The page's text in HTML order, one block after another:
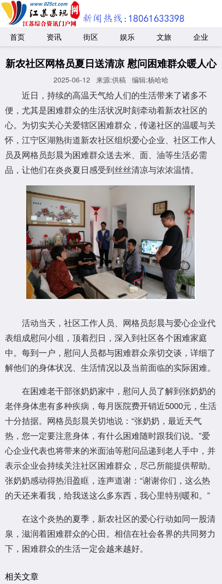
首页 资讯 街区 娱乐 文旅 企业
新农社区网格员夏日送清凉 慰问困难群众暖人心
2025-06-12 来源:供稿 编辑:杨哈哈
近日，持续的高温天气给人们的生活带来了诸多不
便，尤其是困难群众的生活状况时刻牵动着新农社区的
心。为切实关心关爱辖区困难群众，传递社区的温暖与关
怀，江宁区湖熟街道新农社区组织爱心企业、社区工作人
员及网格员彭晨为困难群众送去米、面、油等生活必需
品，让他们在炎炎夏日感受到丝丝清凉与浓浓温情。
活动当天，社区工作人员、网格员彭晨与爱心企业代
表组成慰问小组，顶着烈日，深入到社区各个困难家庭
中。每到一户，慰问人员都与困难群众亲切交谈，详细了
解他们的身体状况、生活情况以及当前面临的实际困难。
在困难老干部张奶奶家中，慰问人员了解到张奶奶的
老伴身体患有多种疾病，每月医院费开销近5000元，生活
十分拮据。网格员彭晨关切地说：“张奶奶，最近天气
热，您一定要注意身体，有什么困难随时跟我们说。”爱
心企业代表也将带来的米面油等慰问品递到老人手中，并
表示企业会持续关注社区困难群众，尽己所能提供帮助。
张奶奶感动得热泪盈眶，连声道谢：“谢谢你们，这么热
的天还来看我，给我送这么多东西，我心里特别暖和。”
在这个炎热的夏季，新农社区的爱心行动如同一股清
泉，滋润着困难群众的心田。相信在社会各界的共同努力
下，困难群众的生活一定会越来越好。
相关文章